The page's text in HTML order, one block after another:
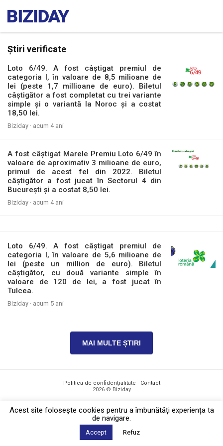
Știri verificate
Loto 6/49. A fost câștigat premiul de
categoria I, în valoare de 8,5 milioane de
lei (peste 1,7 millioane de euro). Biletul
câștigător a fost completat cu trei variante
simple și o variantă la Noroc și a costat
18,50 lei.
Biziday · acum 4 ani
A fost câștigat Marele Premiu Loto 6/49 în
valoare de aproximativ 3 milioane de euro,
primul de acest fel din 2022. Biletul
câștigător a fost jucat în Sectorul 4 din
București și a costat 8,50 lei.
Biziday · acum 4 ani
Loto 6/49. A fost câștigat premiul de
categoria I, în valoare de 5,6 milioane de
lei (peste un million de euro). Biletul
câștigător, cu două variante simple în
valoare de 120 de lei, a fost jucat în
Tulcea.
Biziday · acum 5 ani
MAI MULTE ȘTIRI
Politica de confidențialitate · Contact
2026 © Biziday
Acest site foloseşte cookies pentru a îmbunătăți experiența ta
de navigare.
Accept Refuz